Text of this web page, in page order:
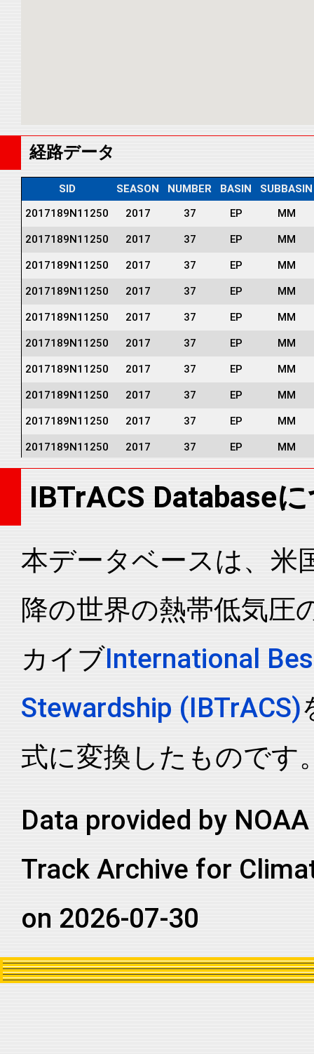
経路データ
SID SEASON NUMBER BASIN
SUBBASIN
2017189N11250
2017 37 EP MM
2017189N11250 2017 37 EP MM
2017189N11250 2017 37 EP MM
2017189N11250 2017 37 EP MM
2017189N11250 2017 37 EP MM
2017189N11250 2017 37 EP MM
2017189N11250 2017 37 EP MM
2017189N11250 2017 37 EP MM
2017189N11250 2017 37 EP MM
2017189N11250 2017 37 EP MM
2017189N11250 2017 37 EP MM
2017189N11250 2017 37 EP MM
2017189N11250 2017 37 EP MM
2017189N11250 EP MM
2017189N11250 2017 37 EP MM
2017189N11250 2017 37 EP MM
2017189N11250 2017 37 EP MM
2017189N11250 2017 37 EP MM
2017189N11250 2017 37 EP MM
2017189N11250
2017189N11250 2017 37 EP MM
2017189N11250 2017 37
2017189N11250 2017 37 EP MM
IBTrACS Database
本データベースは、米
降の世界の熱帯低気圧
カイブInternational
Stewardship (IBTrACS)
式に変換したものです
Data provided by
Track Archive for
on 2026-07-30